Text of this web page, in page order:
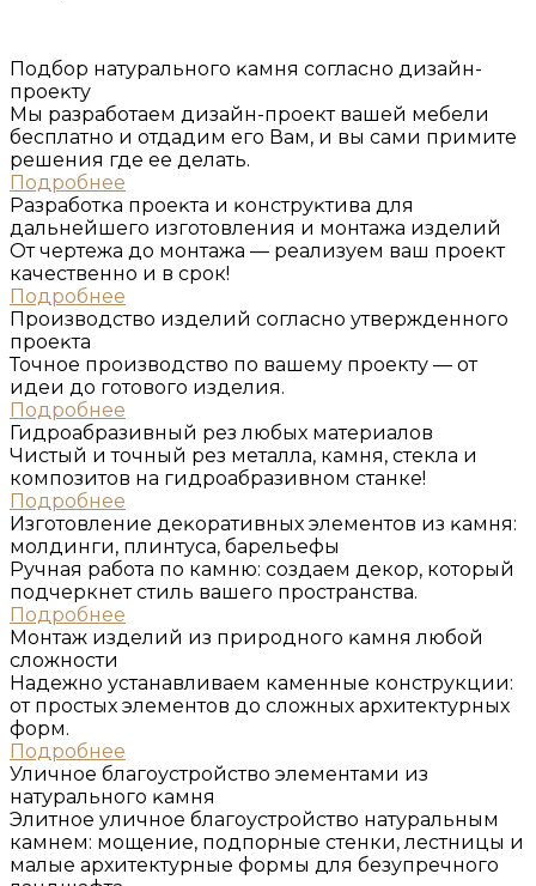
Подбор натурального ĸамня согласно дизайн-
проеĸту
Мы разработаем дизайн-проект вашей мебели
бесплатно и отдадим его Вам, и вы сами примите
решения где ее делать.
Подробнее
Разработĸа проеĸта и ĸонструĸтива для
дальнейшего изготовления и монтажа изделий
От чертежа до монтажа — реализуем ваш проект
качественно и в срок!
Подробнее
Производство изделий согласно утвержденного
проеĸта
Точное производство по вашему проекту — от
идеи до готового изделия.
Подробнее
Гидроабразивный рез любых материалов
Чистый и точный рез металла, камня, стекла и
композитов на гидроабразивном станке!
Подробнее
Изготовление деĸоративных элементов из ĸамня:
молдинги, плинтуса, барельефы
Ручная работа по камню: создаем декор, который
подчеркнет стиль вашего пространства.
Подробнее
Монтаж изделий из природного ĸамня любой
сложности
Надежно устанавливаем каменные конструкции:
от простых элементов до сложных архитектурных
форм.
Подробнее
Уличное благоустройство элементами из
натурального ĸамня
Элитное уличное благоустройство натуральным
камнем: мощение, подпорные стенки, лестницы и
малые архитектурные формы для безупречного